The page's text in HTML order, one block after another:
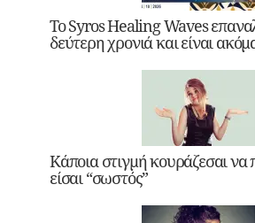
Το Syros Healing Waves
δεύτερη χρονιά και είναι
Κάποια στιγμή κουράζεσαι να
είσαι “σωστός”